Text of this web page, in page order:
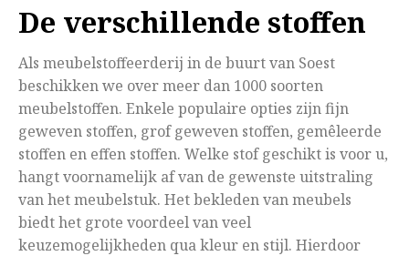
De verschillende stoffen
Als meubelstoffeerderij in de buurt van Soest
beschikken we over meer dan 1000 soorten
meubelstoffen. Enkele populaire opties zijn fijn
geweven stoffen, grof geweven stoffen, gemêleerde
stoffen en effen stoffen. Welke stof geschikt is voor u,
hangt voornamelijk af van de gewenste uitstraling
van het meubelstuk. Het bekleden van meubels
biedt het grote voordeel van veel
keuzemogelijkheden qua kleur en stijl. Hierdoor